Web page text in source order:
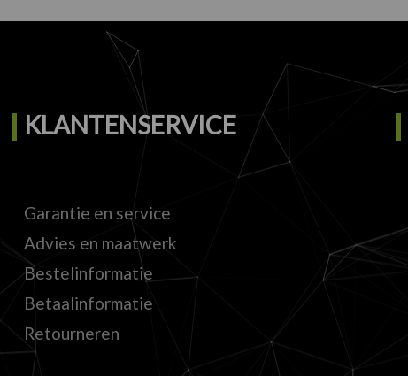
KLANTENSERVICE
Garantie en service
Advies en maatwerk
Bestelinformatie
Betaalinformatie
Retourneren